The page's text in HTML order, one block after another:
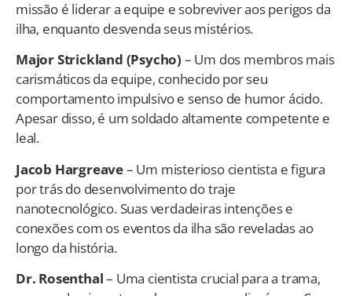
missão é liderar a equipe e sobreviver aos perigos da
ilha, enquanto desvenda seus mistérios.
Major Strickland (Psycho) – Um dos membros mais
carismáticos da equipe, conhecido por seu
comportamento impulsivo e senso de humor ácido.
Apesar disso, é um soldado altamente competente e
leal.
Jacob Hargreave– Um misterioso cientista e figura
por trás do desenvolvimento do traje
nanotecnológico. Suas verdadeiras intenções e
conexões com os eventos da ilha são reveladas ao
longo da história.
Dr. Rosenthal– Uma cientista crucial para a trama,